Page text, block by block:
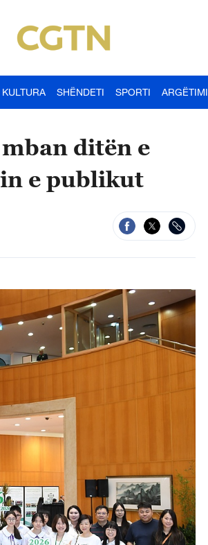
KULTURA SHËNDETI SPORTI ARGËTIMI
ditën e
e publikut